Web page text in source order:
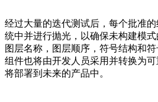
经过大量的迭代测试后，每个批准
统中并进行抛光，以确保未构建模
图层名称，图层顺序，符号结构和
组件也将由开发人员采用并转换为
将部署到未来的产品中。